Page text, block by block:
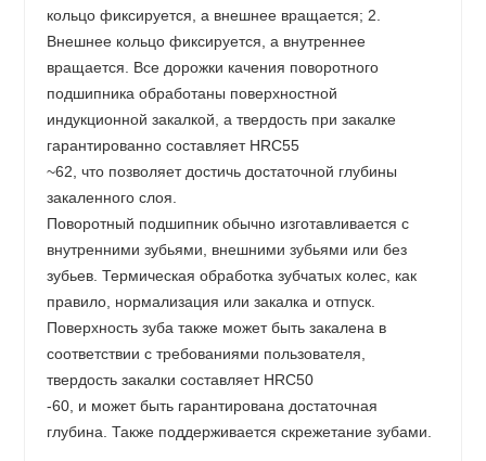
кольцо фиксируется, а внешнее вращается; 2.
Внешнее кольцо фиксируется, а внутреннее
вращается. Все дорожки качения поворотного
подшипника обработаны поверхностной
индукционной закалкой, а твердость при закалке
гарантированно составляет HRC55
~62, что позволяет достичь достаточной глубины
закаленного слоя.
Поворотный подшипник обычно изготавливается с
внутренними зубьями, внешними зубьями или без
зубьев. Термическая обработка зубчатых колес, как
правило, нормализация или закалка и отпуск.
Поверхность зуба также может быть закалена в
соответствии с требованиями пользователя,
твердость закалки составляет HRC50
-60, и может быть гарантирована достаточная
глубина. Также поддерживается скрежетание зубами.